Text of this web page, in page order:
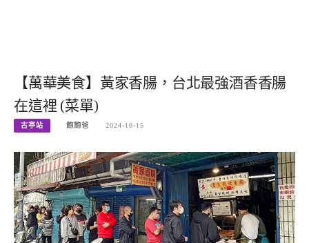
【萬華美食】黃家香腸，台北最強酒香香腸
在這裡 (菜單)
古亭站 飽飽爸 2024-10-15